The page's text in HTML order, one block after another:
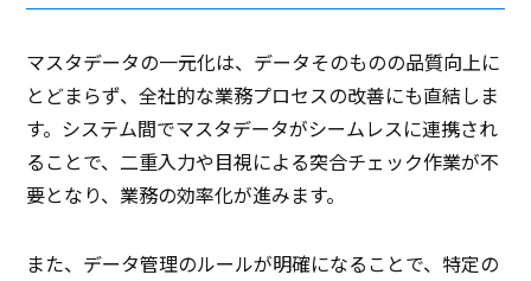
マスタデータの一元化は、データそのものの品質向上に
とどまらず、全社的な業務プロセスの改善にも直結しま
す。システム間でマスタデータがシームレスに連携され
ることで、二重入力や目視による突合チェック作業が不
要となり、業務の効率化が進みます。
また、データ管理のルールが明確になることで、特定の